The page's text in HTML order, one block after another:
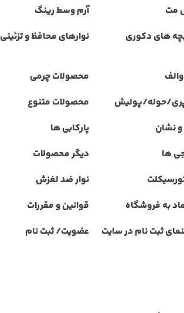
مت
آرم وسط رینگ
های دکوری نوارهای محافظ و تزئینی
محصولات چرمی
حوله/پولیش
محصولات متنوع
و نشان
پارکابی ها
ها
دیگر محصولات
نوار ضد لغزش
به فروشگاه
قوانین و مقررات
ثبت نام در سایت
عضویت/ ثبت نام